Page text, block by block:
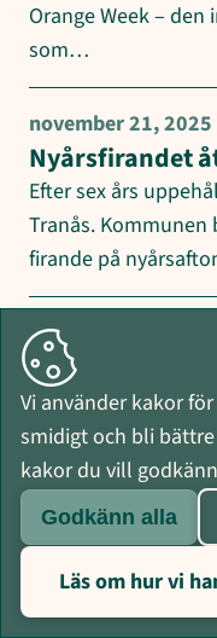
Orange Week –
som…
november 21, 2025
Nyårsfirandet
Efter sex års
Tranås.
firande på
november 17, 2025
Ny digital rutin
information
Tranås kommun
avisering inför
fastighetsägare
november 11, 2025
Vi använder kakor
smidigt och bli
kakor du vill
Godkänn alla
Läs om hur vi